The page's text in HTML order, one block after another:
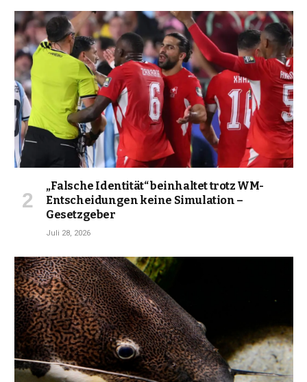
„Falsche Identität“ beinhaltet trotz WM-
Entscheidungen keine Simulation –
Gesetzgeber
Juli 28, 2026